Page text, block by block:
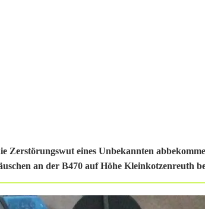
eines Unbekannten
an der B470 auf Höhe Kleinkotzenreuth